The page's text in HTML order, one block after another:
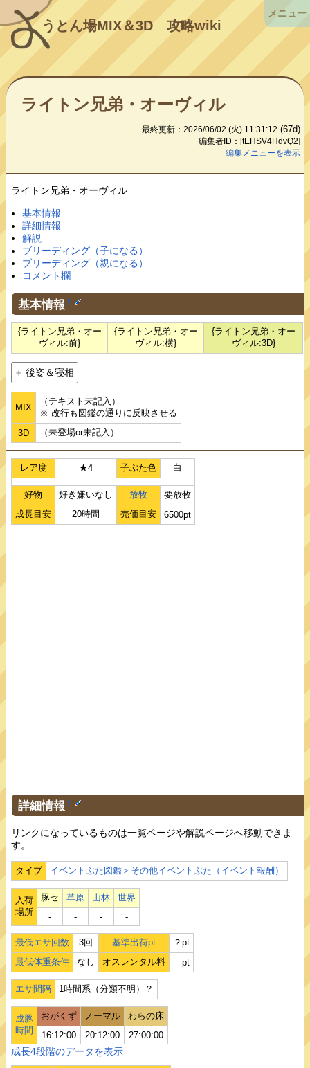
うとん場MIX＆3D攻略wiki
ライトン兄弟・オーヴィル
最終更新：2026/06/02 (火) 11:31:12 (67d)
編集者ID：[tEHSV4HdvQ2]
編集メニューを表示
ライトン兄弟・オーヴィル
基本情報
詳細情報
解説
ブリーディング（子になる）
ブリーディング（親になる）
コメント欄
基本情報 †
{ライトン兄弟・オー
ヴィル:前}
{ライトン兄弟・オー
ヴィル:横}
{ライトン兄弟・オー
ヴィル:3D}
後姿＆寝相
MIX
（テキスト未記入）
※ 改行も図鑑の通りに反映させる
3D
（未登場or未記入）
レア度 ★4 子ぶた色 白
好物 好き嫌いなし 放牧
要放牧
成長目安
20時間 売価目安 6500pt
詳細情報 †
リンクになっているものは一覧ページや解説ページへ移動できま
す。
タイプ イベントぶた図鑑＞その他イベントぶた（イベント報酬）
入荷
場所
豚セ 草原 山林
世界
‐
‐ ‐ ‐
最低エサ回数 3回 基準出荷pt
？pt
最低体重条件
なし オスレンタル料 -pt
エサ間隔 1時間系（分類不明）？
成豚
時間
おがくず ノーマル
わらの床
16:12:00
20:12:00 27:00:00
成長4段階のデータを表示
メニュー